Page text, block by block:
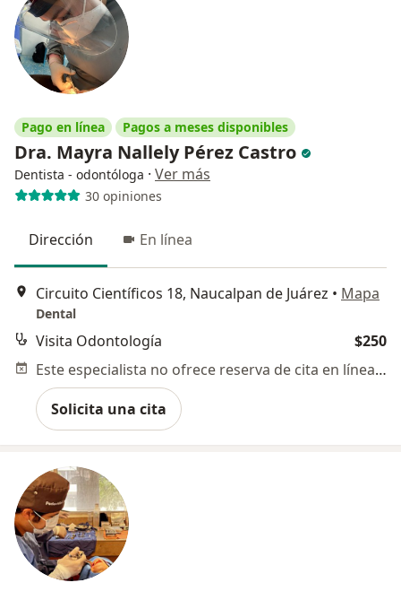
Pago en línea Pagos a meses disponibles
Dra. Mayra Nallely Pérez Castro
Dentista - odontóloga · Ver más
30 opiniones
Dirección En línea
Circuito Científicos 18, Naucalpan de Juárez • Mapa
Dental
Visita Odontología
$250
Este especialista no ofrece reserva de cita en línea en esta dirección.
Solicita una cita